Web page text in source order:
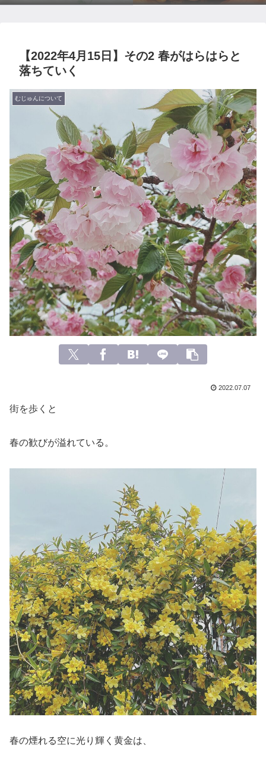
【2022年4月15日】その2 春がはらはらと
落ちていく
むじゅんについて
2022.07.07
街を歩くと
春の歓びが溢れている。
春の煙れる空に光り輝く黄金は、